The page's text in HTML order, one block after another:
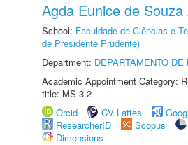
Agda Eunice de Souza
School: Faculdade de Ciências e
de Presidente Prudente)
Department: DEPARTAMENTO DE
Academic Appointment Category:
title: MS-3.2
Orcid
CV Lattes
ResearcherID
Scopus
Dimensions